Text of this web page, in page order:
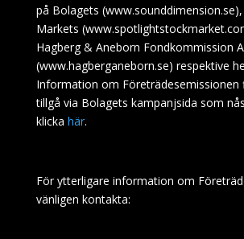
på Bolagets
Markets
Hagberg & Aneborn Fondkommission
(www.hagberganeborn.se) respektive
Information om Företrädesemissionen
tillgå via Bolagets kampanjsida som
klicka här.
För ytterligare information om
vänligen kontakta: